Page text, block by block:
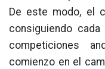
De este modo, el
consiguiendo
competiciones
comienzo en el